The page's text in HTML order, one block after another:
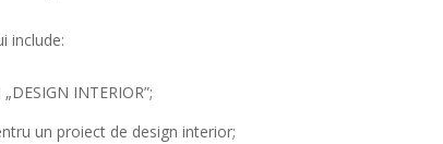
include:
INTERIOR”;
un proiect de design interior;